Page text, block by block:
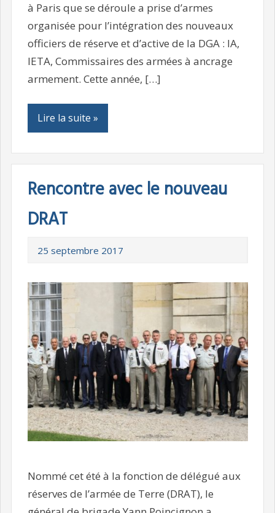
à Paris que se déroule a prise d’armes
organisée pour l’intégration des nouveaux
officiers de réserve et d’active de la DGA : IA,
IETA, Commissaires des armées à ancrage
armement. Cette année, […]
Lire la suite »
Rencontre avec le nouveau
DRAT
25 septembre 2017
Nommé cet été à la fonction de délégué aux
réserves de l’armée de Terre (DRAT), le